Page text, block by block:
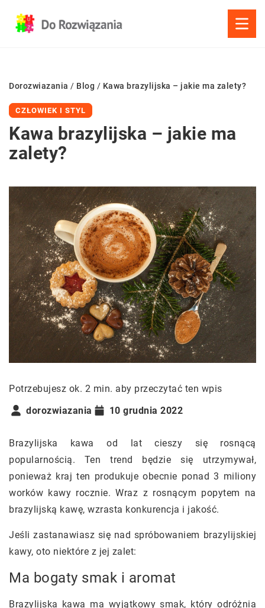
Dorozwiazania / Blog / Kawa brazylijska – jakie ma zalety?
CZŁOWIEK I STYL
Kawa brazylijska – jakie ma
zalety?
Potrzebujesz ok. 2 min. aby przeczytać ten wpis
dorozwiazania
10 grudnia 2022
Brazylijska kawa od lat cieszy się rosnącą
popularnością. Ten trend będzie się utrzymywał,
ponieważ kraj ten produkuje obecnie ponad 3 miliony
worków kawy rocznie. Wraz z rosnącym popytem na
brazylijską kawę, wzrasta konkurencja i jakość.
Jeśli zastanawiasz się nad spróbowaniem brazylijskiej
kawy, oto niektóre z jej zalet:
Ma bogaty smak i aromat
Brazylijska kawa ma wyjątkowy smak, który odróżnia